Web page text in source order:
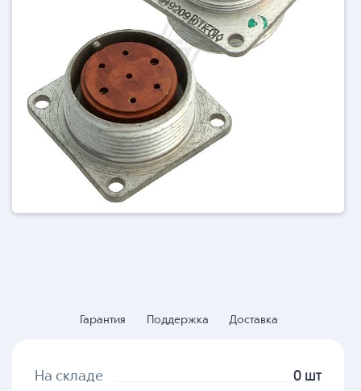
Гарантия Поддержка Доставка
На складе 0 шт